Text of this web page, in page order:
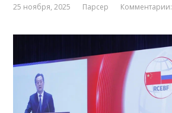
25 ноября, 2025 Парсер